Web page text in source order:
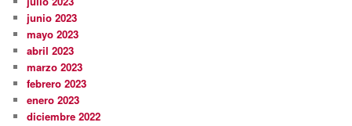
junio 2023
mayo 2023
abril 2023
marzo 2023
febrero 2023
enero 2023
diciembre 2022